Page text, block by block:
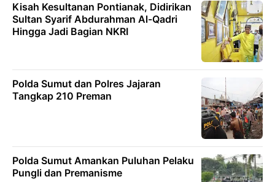
Kisah Kesultanan Pontianak, Didirikan
Sultan Syarif Abdurahman Al-Qadri
Hingga Jadi Bagian NKRI
Polda Sumut dan Polres Jajaran
Tangkap 210 Preman
Polda Sumut Amankan Puluhan Pelaku
Pungli dan Premanisme